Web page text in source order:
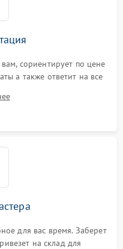
сориентирует по цене
а также ответит на все
для вас время. Заберет
на склад для